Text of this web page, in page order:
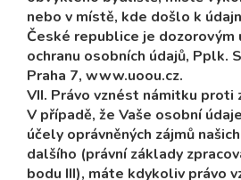
nebo v místě, kde došlo k
České republice je dozorovým
ochranu osobních údajů, Pplk.
Praha 7, www.uoou.cz.
VII. Právo vznést námitku proti
V případě, že Vaše osobní
účely oprávněných zájmů
dalšího (právní základy
bodu III), máte kdykoliv právo